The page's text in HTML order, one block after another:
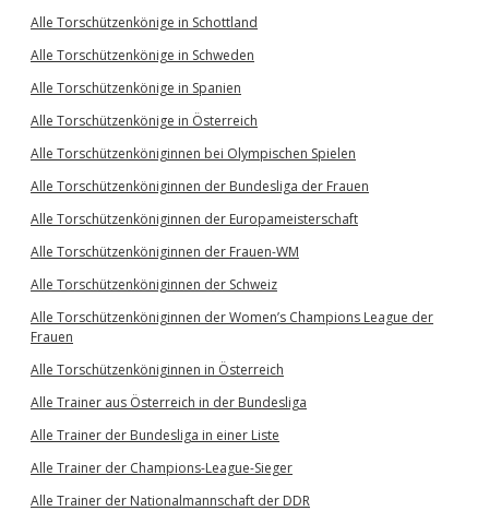
Alle Torschützenkönige in Schottland
Alle Torschützenkönige in Schweden
Alle Torschützenkönige in Spanien
Alle Torschützenkönige in Österreich
Alle Torschützenköniginnen bei Olympischen Spielen
Alle Torschützenköniginnen der Bundesliga der Frauen
Alle Torschützenköniginnen der Europameisterschaft
Alle Torschützenköniginnen der Frauen-WM
Alle Torschützenköniginnen der Schweiz
Alle Torschützenköniginnen der Women’s Champions League der
Frauen
Alle Torschützenköniginnen in Österreich
Alle Trainer aus Österreich in der Bundesliga
Alle Trainer der Bundesliga in einer Liste
Alle Trainer der Champions-League-Sieger
Alle Trainer der Nationalmannschaft der DDR